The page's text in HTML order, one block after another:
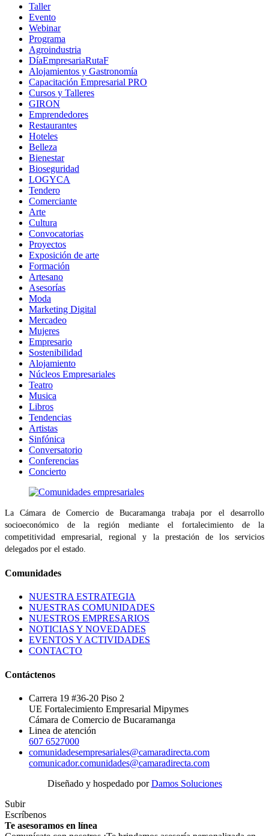
Taller
Evento
Webinar
Programa
Agroindustria
DíaEmpresariaRutaF
Alojamientos y Gastronomía
Capacitación Empresarial PRO
Cursos y Talleres
GIRON
Emprendedores
Restaurantes
Hoteles
Belleza
Bienestar
Bioseguridad
LOGYCA
Tendero
Comerciante
Arte
Cultura
Convocatorias
Proyectos
Exposición de arte
Formación
Artesano
Asesorías
Moda
Marketing Digital
Mercadeo
Mujeres
Empresario
Sostenibilidad
Alojamiento
Núcleos Empresariales
Teatro
Musica
Libros
Tendencias
Artistas
Sinfónica
Conversatorio
Conferencias
Concierto
La Cámara de Comercio de Bucaramanga trabaja por el desarrollo
socioeconómico de la región mediante el fortalecimiento de la
competitividad empresarial, regional y la prestación de los servicios
delegados por el estado.
Comunidades
NUESTRA ESTRATEGIA
NUESTRAS COMUNIDADES
NUESTROS EMPRESARIOS
NOTICIAS Y NOVEDADES
EVENTOS Y ACTIVIDADES
CONTACTO
Contáctenos
Carrera 19 #36-20 Piso 2
UE Fortalecimiento Empresarial Mipymes
Cámara de Comercio de Bucaramanga
Linea de atención
607 6527000
comunidadesempresariales@camaradirecta.com
comunicador.comunidades@camaradirecta.com
Diseñado y hospedado porDamos Soluciones
Subir
Escríbenos
Te asesoramos en línea